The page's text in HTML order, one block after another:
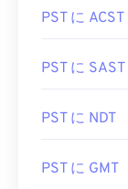
PST に ACST
PST に SAST
PST に NDT
PST に GMT